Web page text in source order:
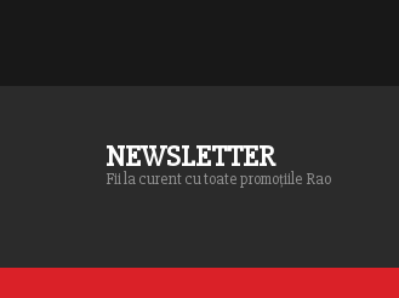
NEWSLETTER
Fii la curent cu toate promoțiile Rao